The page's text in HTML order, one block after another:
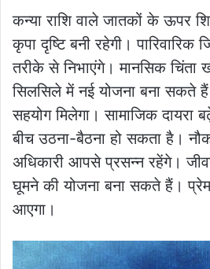
कन्या राशि वाले जातकों के ऊपर
कृपा दृष्टि बनी रहेगी। पारिवारिक
तरीके से निभाएंगे। मानसिक चिंता
सिलसिले में नई योजना बना सकते
सहयोग मिलेगा। सामाजिक दायरा
बीच उठना-बैठना हो सकता है।
अधिकारी आपसे प्रसन्न रहेंगे।
घूमने की योजना बना सकते हैं।
आएगा।